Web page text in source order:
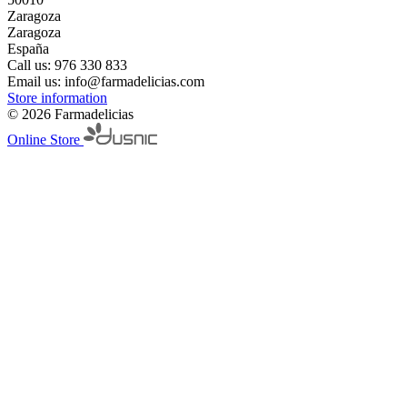
Zaragoza
Zaragoza
España
Call us: 976 330 833
Email us: info@farmadelicias.com
Store information
© 2026 Farmadelicias
Online Store